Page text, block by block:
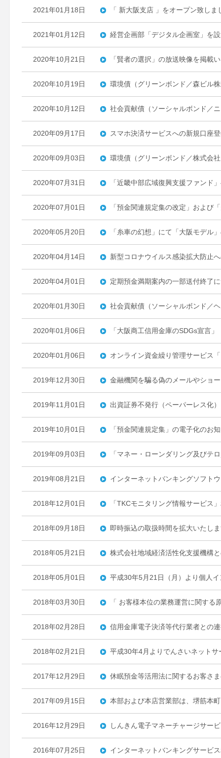
2021年01月18日 「 新大阪支店 」をオープン致しま
2021年01月12日 経営企画部「デジタル企画室」を
2020年10月21日 「賢者の選択」の放送映像を掲載
2020年10月19日 環境債（グリーンボンド／森ビル
2020年10月12日 社会貢献債（ソーシャルボンド／
2020年09月17日 スマホ決済サービスへの新規口座
2020年09月03日 環境債（グリーンボンド／株式会
2020年07月31日 「近畿中部広域復興支援ファンド
2020年07月01日 「預金関連規定集の改定」および
2020年05月20日 「糸車の幻想」にて「大阪モデル
2020年04月14日 新型コロナウイルス感染拡大防止
2020年04月01日 定期預金満期案内の一部送付終了
2020年01月30日 社会貢献債（ソーシャルボンド／
2020年01月06日 「大阪商工信用金庫のSDGs宣言」
2020年01月06日 オンライン資金繰り管理サービス
2019年12月30日 金融機関を騙る偽のメールやショ
2019年11月01日 出資証券不発行（ペーパーレス化
2019年10月01日 「預金関連規定集」の電子化のお
2019年09月03日 「マネー・ローンダリング及びテ
2019年08月21日 インターネットバンキングソフト
2018年12月01日 「TKCモニタリング情報サービス
2018年09月18日 即時振込の取扱時間を拡大いたし
2018年05月21日 株式会社地域経済活性化支援機構
2018年05月01日 平成30年5月21日（月）より個人
2018年03月30日 「 お客様本位の業務運営に関する
2018年02月28日 信用金庫電子決済等代行業者との
2018年02月21日 平成30年4月よりでんさいネット
2017年12月29日 休眠預金等活用法に関するお客さ
2017年09月15日 本部および本店営業部は、堺筋本
2016年12月29日 しんきん電子マネーチャージサー
2016年07月25日 インターネットバンキングサービ